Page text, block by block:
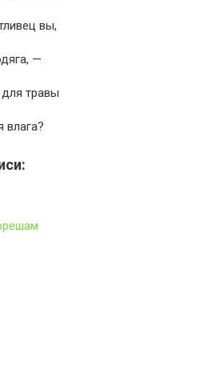
вы,
—
травы
влага?